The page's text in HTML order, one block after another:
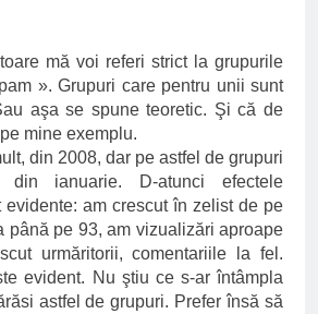
mă voi referi strict la grupurile
». Grupuri care pentru unii sunt
aşa se spune teoretic. Şi că de
mine exemplu.
din 2008, dar pe astfel de grupuri
ianuarie. D-atunci efectele
evidente: am crescut în zelist de pe
până pe 93, am vizualizări aproape
urmăritorii, comentariile la fel.
evident. Nu ştiu ce s-ar întâmpla
astfel de grupuri. Prefer însă să